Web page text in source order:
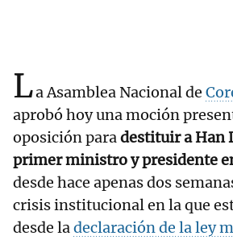
La Asamblea Nacional de
aprobó hoy una moción
oposición paradestituir a Han
primer ministro y presidente
desde hace apenas dos
crisis institucional en la que
desde ladeclaración de la ley